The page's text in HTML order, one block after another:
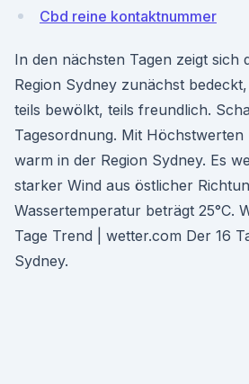
Cbd reine kontaktnummer
In den nächsten Tagen zeigt sich
Region Sydney zunächst
teils bewölkt, teils freundlich.
Tagesordnung. Mit Höchstwerten
warm in der Region Sydney. Es
starker Wind aus östlicher
Wassertemperatur beträgt 25°C.
Tage Trend | wetter.com Der 16
Sydney.